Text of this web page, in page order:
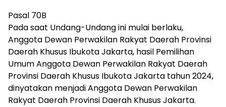
Pasal 70B
Pada saat Undang-Undang ini mulai berlaku,
Anggota Dewan Perwakilan Rakyat Daerah Provinsi
Daerah Khusus Ibukota Jakarta, hasil Pemilihan
Umum Anggota Dewan Perwakilan Rakyat Daerah
Provinsi Daerah Khusus Ibukota Jakarta tahun 2024,
dinyatakan menjadi Anggota Dewan Perwakilan
Rakyat Daerah Provinsi Daerah Khusus Jakarta.